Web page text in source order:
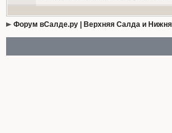
Форум вСалде.ру | Верхняя Салда и